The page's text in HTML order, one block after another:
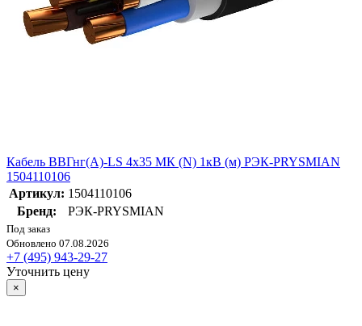
Кабель ВВГнг(А)-LS 4х35 МК (N) 1кВ (м) РЭК-PRYSMIAN
1504110106
Артикул: 1504110106
Бренд:
РЭК-PRYSMIAN
Под заказ
Обновлено 07.08.2026
+7 (495) 943-29-27
Уточнить цену
×